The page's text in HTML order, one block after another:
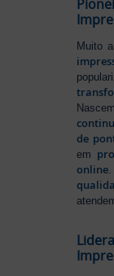
Muito
de
em
online